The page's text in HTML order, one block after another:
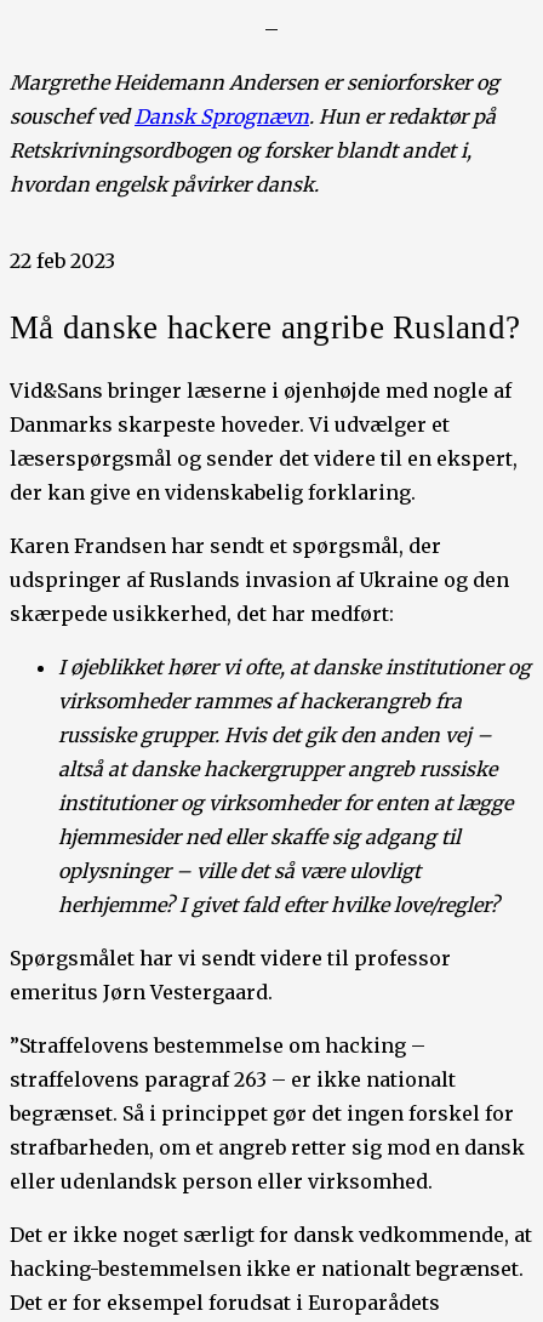
–
Margrethe Heidemann Andersen er seniorforsker og
souschef vedDansk Sprognævn. Hun er redaktør på
Retskrivningsordbogen og forsker blandt andet i,
hvordan engelsk påvirker dansk.
22 feb 2023
Må danske hackere angribe Rusland?
Vid&Sans bringer læserne i øjenhøjde med nogle af
Danmarks skarpeste hoveder. Vi udvælger et
læserspørgsmål og sender det videre til en ekspert,
der kan give en videnskabelig forklaring.
Karen Frandsen har sendt et spørgsmål, der
udspringer af Ruslands invasion af Ukraine og den
skærpede usikkerhed, det har medført:
I øjeblikket hører vi ofte, at danske institutioner og
virksomheder rammes af hackerangreb fra
russiske grupper. Hvis det gik den anden vej –
altså at danske hackergrupper angreb russiske
institutioner og virksomheder for enten at lægge
hjemmesider ned eller skaffe sig adgang til
oplysninger – ville det så være ulovligt
herhjemme? I givet fald efter hvilke love/regler?
Spørgsmålet har vi sendt videre til professor
emeritus Jørn Vestergaard.
”Straffelovens bestemmelse om hacking –
straffelovens paragraf 263 – er ikke nationalt
begrænset. Så i princippet gør det ingen forskel for
strafbarheden, om et angreb retter sig mod en dansk
eller udenlandsk person eller virksomhed.
Det er ikke noget særligt for dansk vedkommende, at
hacking-bestemmelsen ikke er nationalt begrænset.
Det er for eksempel forudsat i Europarådets